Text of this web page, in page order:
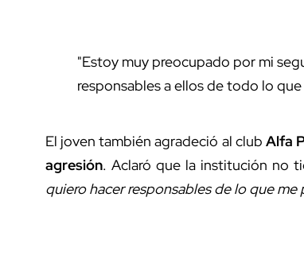
"Estoy muy preocupado por mi
responsables a ellos de todo lo
El joven también agradeció al club Alfa
agresión. Aclaró que la institución no
quiero hacer responsables de lo que me